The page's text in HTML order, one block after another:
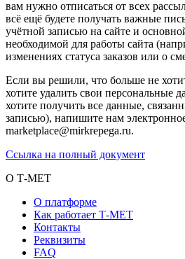
вам нужно отписаться от всех
всё ещё будете получать важные
учётной записью на сайте и
необходимой для работы сайта
изменениях статуса заказов или о
Если вы решили, что больше не
хотите удалить свои персональные
хотите получить все данные,
записью), напишите нам
marketplace@mirkrepega.ru.
Ссылка на полный документ
О Т-МЕТ
О платформе
Как работает Т-МЕТ
Контакты
Реквизиты
FAQ